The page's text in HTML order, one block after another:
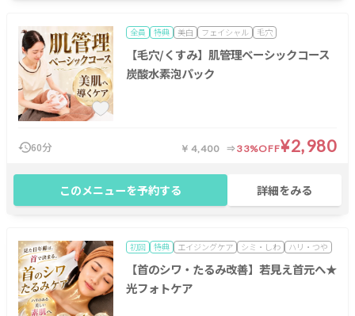
全員 特典 美白 フェイシャル 毛穴
【毛穴/くすみ】肌管理ベーシックコース
炭酸水素泡パック
60分 ￥4,400 33%OFF¥2,980
このメニューを予約する 詳細をみる
初回 特典 エイジングケア シミ・しわ ハリ・つや
【首のシワ・たるみ改善】若見え首元へ★
光フォトケア